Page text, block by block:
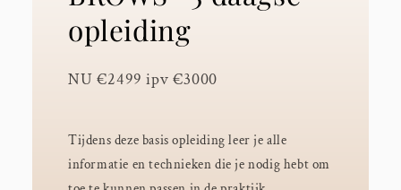
opleiding
NU €2499 ipv €3000
Tijdens deze basis opleiding leer je alle
informatie en technieken die je nodig hebt om